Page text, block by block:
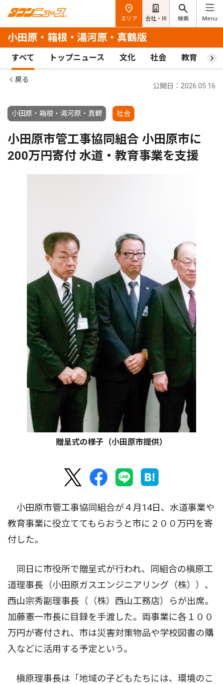
エリア 会社・IR 検索 Menu
小田原・箱根・湯河原・真鶴版
すべて トップニュース 文化 社会 教育 ス
戻る
小田原・箱根・湯河原・真鶴 社会
公開日：2026.05.16
小田原市管工事協同組合 小田原市に
200万円寄付 水道・教育事業を支援
贈呈式の様子（小田原市提供）
小田原市管工事協同組合が４月14日、水道事業や
教育事業に役立ててもらおうと市に２００万円を寄
付した。
同日に市役所で贈呈式が行われ、同組合の槇原工
道理事長（小田原ガスエンジニアリング（株））、
西山宗秀副理事長（（株）西山工務店）らが出席。
加藤憲一市長に目録を手渡した。両事業に各１００
万円が寄付され、市は災害対策物品や学校図書の購
入などに活用する予定という。
槇原理事長は「地域の子どもたちには、環境のこ